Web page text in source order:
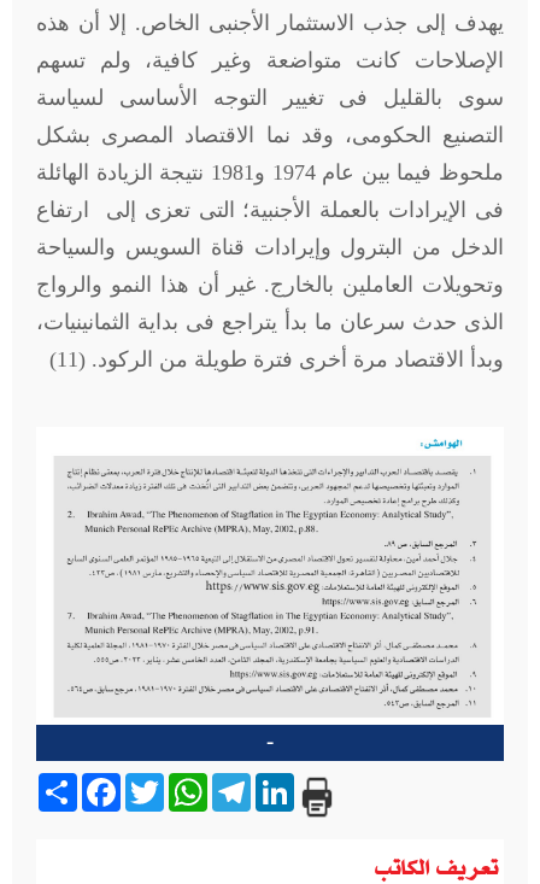
يهدف إلى جذب الاستثمار الأجنبى الخاص. إلا أن هذه
الإصلاحات كانت متواضعة وغير كافية، ولم تسهم
سوى بالقليل فى تغيير التوجه الأساسى لسياسة
التصنيع الحكومى، وقد نما الاقتصاد المصرى بشكل
ملحوظ فيما بين عام 1974 و1981 نتيجة الزيادة الهائلة
فى الإيرادات بالعملة الأجنبية؛ التى تعزى إلى ارتفاع
الدخل من البترول وإيرادات قناة السويس والسياحة
وتحويلات العاملين بالخارج. غير أن هذا النمو والرواج
الذى حدث سرعان ما بدأ يتراجع فى بداية الثمانينيات،
وبدأ الاقتصاد مرة أخرى فترة طويلة من الركود. (11)
-
Share
FacebookTwitter
WhatsApp
Telegram
LinkedIn
تعريف الكاتب